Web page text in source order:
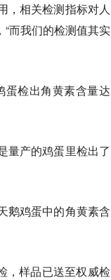
，相关检测指标对人
而我们的检测值其实
蛋检出角黄素含量达
量产的鸡蛋里检出了
鹅鸡蛋中的角黄素含
，样品已送至权威检